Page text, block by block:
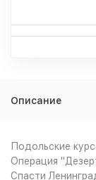
Описание
Подольские
Операция
Спасти